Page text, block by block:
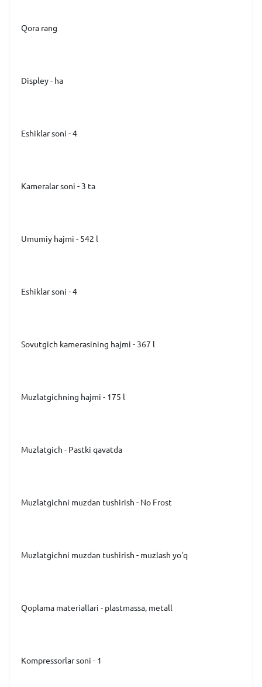
Qora rang
Displey - ha
Eshiklar soni - 4
Kameralar soni - 3 ta
Umumiy hajmi - 542 l
Eshiklar soni - 4
Sovutgich kamerasining hajmi - 367 l
Muzlatgichning hajmi - 175 l
Muzlatgich - Pastki qavatda
Muzlatgichni muzdan tushirish - No Frost
Muzlatgichni muzdan tushirish - muzlash yo'q
Qoplama materiallari - plastmassa, metall
Kompressorlar soni - 1